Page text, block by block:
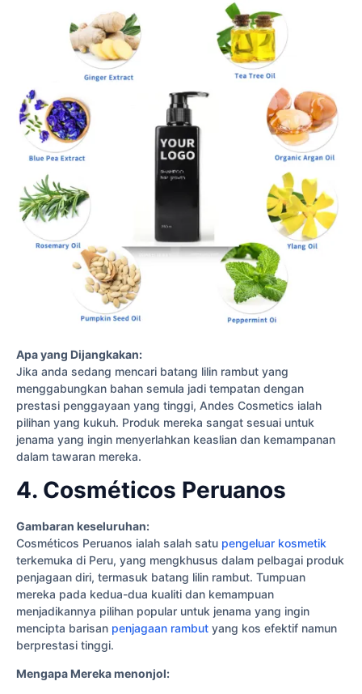
Apa yang Dijangkakan:
Jika anda sedang mencari batang lilin rambut yang
menggabungkan bahan semula jadi tempatan dengan
prestasi penggayaan yang tinggi, Andes Cosmetics ialah
pilihan yang kukuh. Produk mereka sangat sesuai untuk
jenama yang ingin menyerlahkan keaslian dan kemampanan
dalam tawaran mereka.
4. Cosméticos Peruanos
Gambaran keseluruhan:
Cosméticos Peruanos ialah salah satu pengeluar kosmetik
terkemuka di Peru, yang mengkhusus dalam pelbagai produk
penjagaan diri, termasuk batang lilin rambut. Tumpuan
mereka pada kedua-dua kualiti dan kemampuan
menjadikannya pilihan popular untuk jenama yang ingin
mencipta barisan penjagaan rambut yang kos efektif namun
berprestasi tinggi.
Mengapa Mereka menonjol: